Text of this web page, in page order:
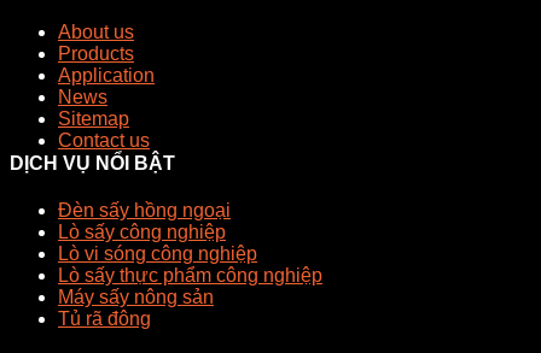
About us
Products
Application
News
Sitemap
Contact us
DỊCH VỤ NỔI BẬT
Đèn sấy hồng ngoại
Lò sấy công nghiệp
Lò vi sóng công nghiệp
Lò sấy thực phẩm công nghiệp
Máy sấy nông sản
Tủ rã đông